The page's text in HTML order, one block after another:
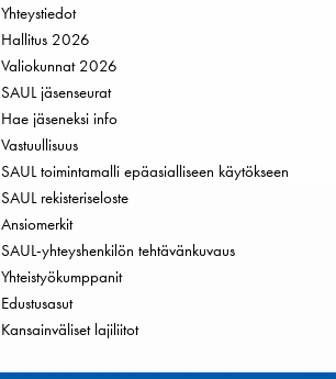
Yhteystiedot
Hallitus 2026
Valiokunnat 2026
SAUL jäsenseurat
Hae jäseneksi info
Vastuullisuus
SAUL toimintamalli epäasialliseen käytökseen
SAUL rekisteriseloste
Ansiomerkit
SAUL-yhteyshenkilön tehtävänkuvaus
Yhteistyökumppanit
Edustusasut
Kansainväliset lajiliitot